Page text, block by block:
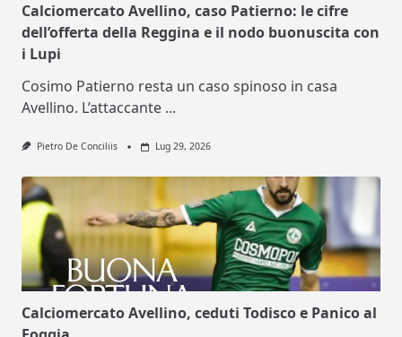
Calciomercato Avellino, caso Patierno: le cifre
dell’offerta della Reggina e il nodo buonuscita con
i Lupi
Cosimo Patierno resta un caso spinoso in casa
Avellino. L’attaccante ...
Pietro De Conciliis Lug 29, 2026
Calciomercato Avellino, ceduti Todisco e Panico al